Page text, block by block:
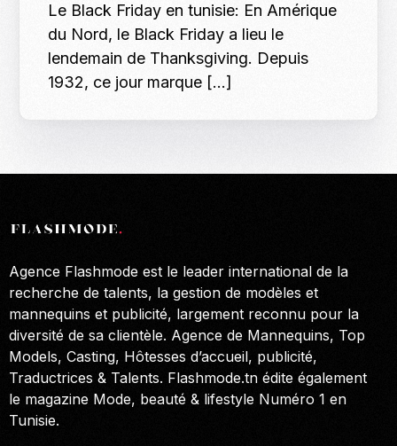
Le Black Friday en tunisie: En Amérique
du Nord, le Black Friday a lieu le
lendemain de Thanksgiving. Depuis
1932, ce jour marque […]
Agence Flashmode est le leader international de la
recherche de talents, la gestion de modèles et
mannequins et publicité, largement reconnu pour la
diversité de sa clientèle. Agence de Mannequins, Top
Models, Casting, Hôtesses d’accueil, publicité,
Traductrices & Talents. Flashmode.tn édite également
le magazine Mode, beauté & lifestyle Numéro 1 en
Tunisie.